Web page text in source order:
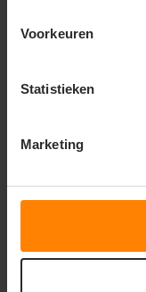
Voorkeuren
Statistieken
Marketing
Gratis digitale proefdruk
Met of zonder bedrukking